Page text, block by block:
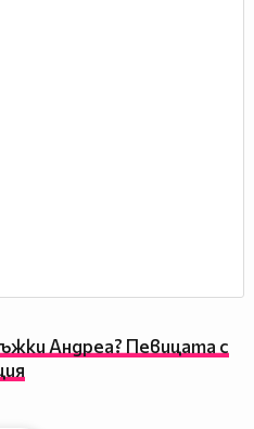
Андреа? Певицата с